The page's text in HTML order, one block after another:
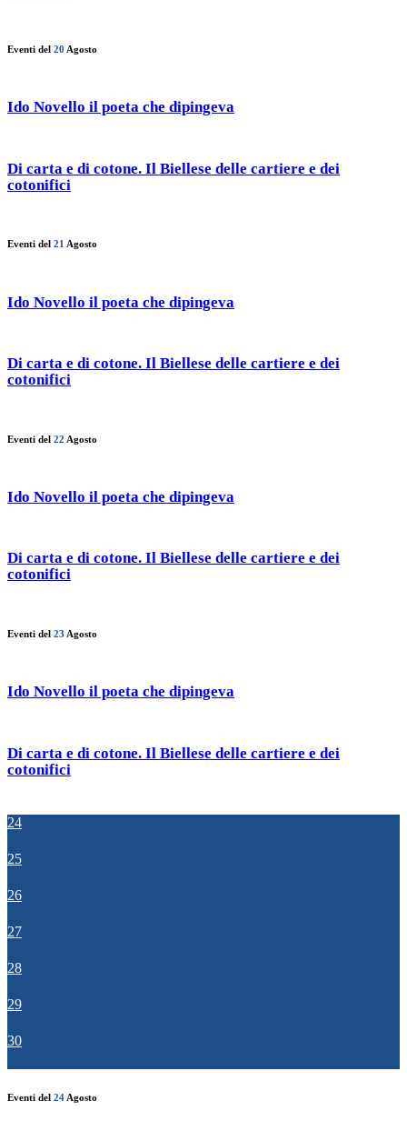
Eventi del 20 Agosto
Ido Novello il poeta che dipingeva
Di carta e di cotone. Il Biellese delle cartiere e dei
cotonifici
Eventi del 21 Agosto
Ido Novello il poeta che dipingeva
Di carta e di cotone. Il Biellese delle cartiere e dei
cotonifici
Eventi del 22 Agosto
Ido Novello il poeta che dipingeva
Di carta e di cotone. Il Biellese delle cartiere e dei
cotonifici
Eventi del 23 Agosto
Ido Novello il poeta che dipingeva
Di carta e di cotone. Il Biellese delle cartiere e dei
cotonifici
24
25
26
27
28
29
30
Eventi del 24 Agosto